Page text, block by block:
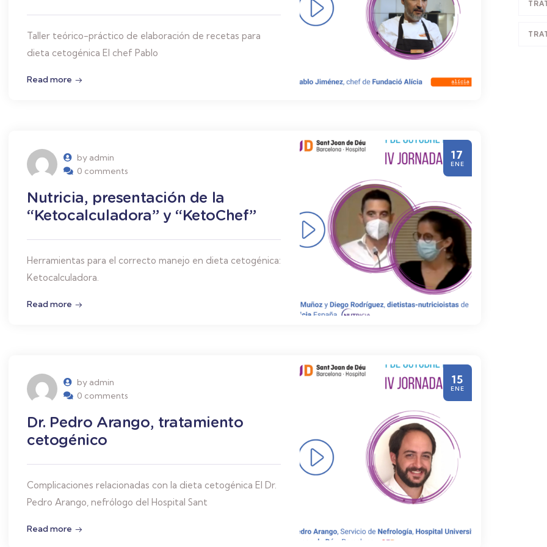
Taller teórico-práctico de elaboración de recetas para
dieta cetogénica El chef Pablo
Read more
by admin
0 comments
Nutricia, presentación de la
“Ketocalculadora” y “KetoChef”
Herramientas para el correcto manejo en dieta cetogénica:
Ketocalculadora.
Read more
17
ENE
by admin
0 comments
Dr. Pedro Arango, tratamiento
cetogénico
Complicaciones relacionadas con la dieta cetogénica El Dr.
Pedro Arango, nefrólogo del Hospital Sant
Read more
15
ENE